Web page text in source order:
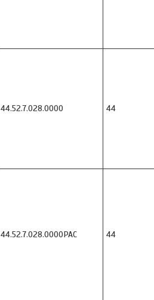
44.52.7.028.0000 44
44.52.7.028.0000PAC 44